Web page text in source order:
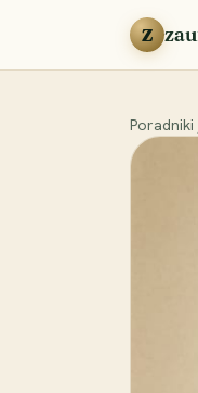
Przejdź do treści
Z
Poradniki